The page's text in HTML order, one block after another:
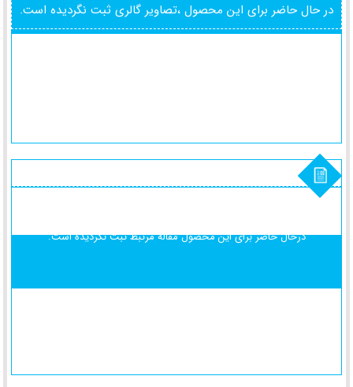
در حال حاضر برای این محصول ،تصاویر گالری ثبت نگردیده است.
درحال حاضر برای این محصولمقاله مرتبط ثبت نگردیده است.